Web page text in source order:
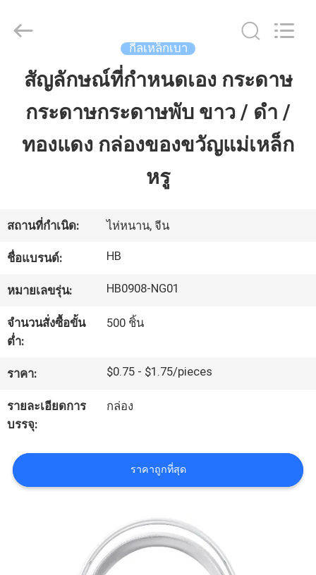
บ้าน
สินค้า
VR
เกี่ยว
กับ
เรา
ทัวร์
โรงงาน
Ltd..
กีลเหล็กเบา
สัญลักษณ์ที่กําหนดเอง กระดาษ
กระดาษกระดาษพับ ขาว / ดํา /
ทองแดง กล่องของขวัญแม่เหล็ก
หรู
สถานที่กำเนิด: ไห่หนาน, จีน
ชื่อแบรนด์: HB
หมายเลขรุ่น: HB0908-NG01
จำนวนสั่งซื้อขั้น
ต่ำ:
500 ชิ้น
ราคา: $0.75 - $1.75/pieces
รายละเอียดการ
บรรจุ:
กล่อง
ราคาถูกที่สุด